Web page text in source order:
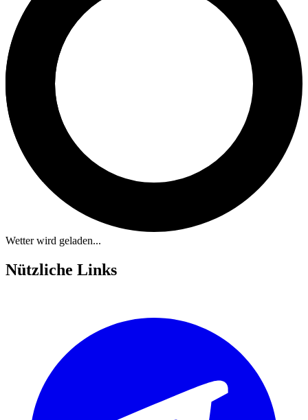
Wetter wird geladen...
Nützliche Links